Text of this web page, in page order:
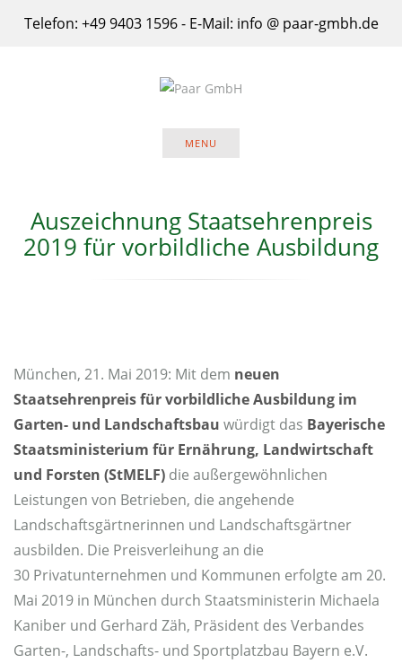
Telefon: +49 9403 1596 - E-Mail: info @ paar-gmbh.de
MENU
Auszeichnung Staatsehrenpreis
2019 für vorbildliche Ausbildung
München, 21. Mai 2019: Mit dem neuen
Staatsehrenpreis für vorbildliche Ausbildung im
Garten- und Landschaftsbau würdigt das Bayerische
Staatsministerium für Ernährung, Landwirtschaft
und Forsten (StMELF) die außergewöhnlichen
Leistungen von Betrieben, die angehende
Landschaftsgärtnerinnen und Landschaftsgärtner
ausbilden. Die Preisverleihung an die
30 Privatunternehmen und Kommunen erfolgte am 20.
Mai 2019 in München durch Staatsministerin Michaela
Kaniber und Gerhard Zäh, Präsident des Verbandes
Garten-, Landschafts- und Sportplatzbau Bayern e.V.